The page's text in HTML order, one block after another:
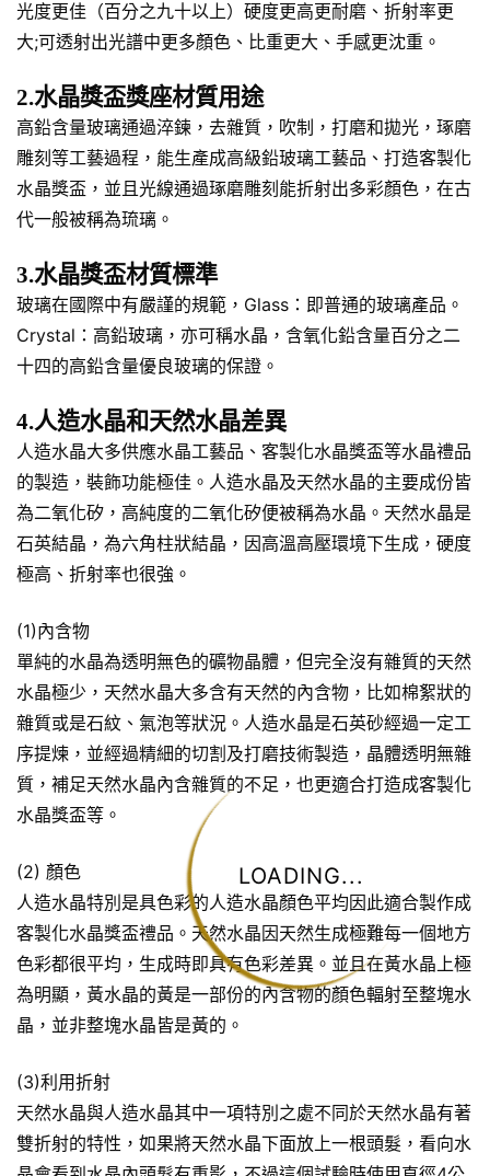
LOADING...
光度更佳（百分之九十以上）硬度更高更耐磨、折射率更
大;可透射出光譜中更多顏色、比重更大、手感更沈重。
2.水晶獎盃獎座材質用途
高鉛含量玻璃通過淬鍊，去雜質，吹制，打磨和拋光，琢磨
雕刻等工藝過程，能生產成高級鉛玻璃工藝品、打造客製化
水晶獎盃，並且光線通過琢磨雕刻能折射出多彩顏色，在古
代一般被稱為琉璃。
3.水晶獎盃材質標準
玻璃在國際中有嚴謹的規範，Glass：即普通的玻璃產品。
Crystal：高鉛玻璃，亦可稱水晶，含氧化鉛含量百分之二
十四的高鉛含量優良玻璃的保證。
4.人造水晶和天然水晶差異
人造水晶大多供應水晶工藝品、客製化水晶獎盃等水晶禮品
的製造，裝飾功能極佳。人造水晶及天然水晶的主要成份皆
為二氧化矽，高純度的二氧化矽便被稱為水晶。天然水晶是
石英結晶，為六角柱狀結晶，因高溫高壓環境下生成，硬度
極高、折射率也很強。
(1)內含物
單純的水晶為透明無色的礦物晶體，但完全沒有雜質的天然
水晶極少，天然水晶大多含有天然的內含物，比如棉絮狀的
雜質或是石紋、氣泡等狀況。人造水晶是石英砂經過一定工
序提煉，並經過精細的切割及打磨技術製造，晶體透明無雜
質，補足天然水晶內含雜質的不足，也更適合打造成客製化
水晶獎盃等。
(2) 顏色
人造水晶特別是具色彩的人造水晶顏色平均因此適合製作成
客製化水晶獎盃禮品。天然水晶因天然生成極難每一個地方
色彩都很平均，生成時即具有色彩差異。並且在黃水晶上極
為明顯，黃水晶的黃是一部份的內含物的顏色輻射至整塊水
晶，並非整塊水晶皆是黃的。
(3)利用折射
天然水晶與人造水晶其中一項特別之處不同於天然水晶有著
雙折射的特性，如果將天然水晶下面放上一根頭髮，看向水